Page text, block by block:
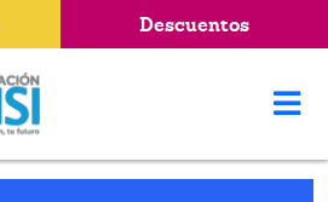
Descuentos